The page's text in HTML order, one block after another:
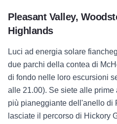
Pleasant Valley,
Highlands
Luci ad energia solare
due parchi della contea di
di fondo nelle loro escursioni
alle 21.00). Se siete alle prime
più pianeggiante dell'anello di
lasciate il percorso di Hickory